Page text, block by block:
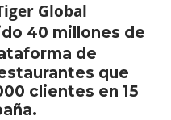
Global
40 millones de
de
que
clientes en 15